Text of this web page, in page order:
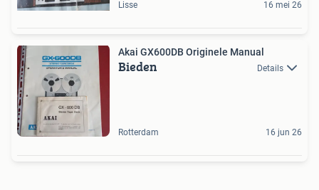
Lisse 16 mei 26
Akai GX600DB Originele Manual
Bieden Details
Rotterdam 16 jun 26